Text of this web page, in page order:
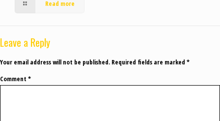
Read more
Leave a Reply
Your email address will not be published. Required fields are marked *
Comment *